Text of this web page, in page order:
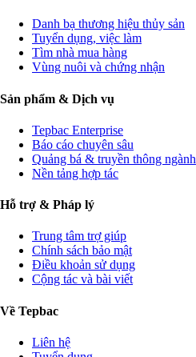
Danh bạ thương hiệu thủy sản
Tuyển dụng, việc làm
Tìm nhà mua hàng
Vùng nuôi và chứng nhận
Sản phẩm & Dịch vụ
Tepbac Enterprise
Báo cáo chuyên sâu
Quảng bá & truyền thông ngành
Nền tảng hợp tác
Hỗ trợ & Pháp lý
Trung tâm trợ giúp
Chính sách bảo mật
Điều khoản sử dụng
Cộng tác và bài viết
Về Tepbac
Liên hệ